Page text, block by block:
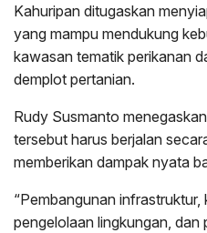
Kahuripan ditugaskan
yang mampu mendukung
kawasan tematik perikanan
demplot pertanian.
Rudy Susmanto
tersebut harus berjalan
memberikan dampak nyata
“Pembangunan
pengelolaan lingkungan,